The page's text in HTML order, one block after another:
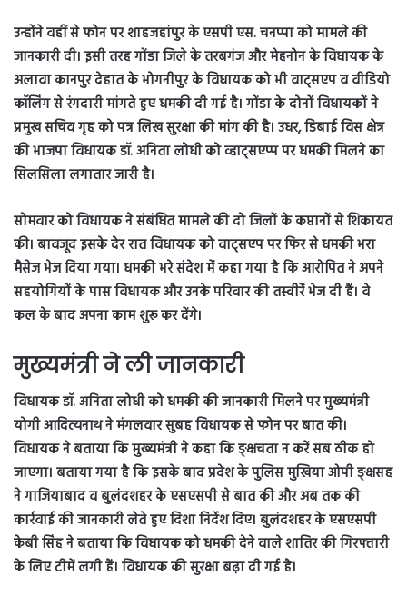
उन्होंने वहीं से फोन पर शाहजहांपुर के एसपी एस. चनप्पा को मामले की
जानकारी दी। इसी तरह गोंडा जिले के तरबगंज और मेहनोन के विधायक के
अलावा कानपुर देहात के भोगनीपुर के विधायक को भी वाट्सएप व वीडियो
कॉलिंग से रंगदारी मांगते हुए धमकी दी गई है। गोंडा के दोनों विधायकों ने
प्रमुख सचिव गृह को पत्र लिख सुरक्षा की मांग की है। उधर, डिबाई विस क्षेत्र
की भाजपा विधायक डॉ. अनिता लोधी को व्हाट्सएप्प पर धमकी मिलने का
सिलसिला लगातार जारी है।
सोमवार को विधायक ने संबंधित मामले की दो जिलों के कप्तानों से शिकायत
की। बावजूद इसके देर रात विधायक को वाट्सएप पर फिर से धमकी भरा
मैसेज भेज दिया गया। धमकी भरे संदेश में कहा गया है कि आरोपित ने अपने
सहयोगियों के पास विधायक और उनके परिवार की तस्वीरें भेज दी हैं। वे
कल के बाद अपना काम शुरू कर देंगे।
मुख्यमंत्री ने ली जानकारी
विधायक डॉ. अनिता लोधी को धमकी की जानकारी मिलने पर मुख्यमंत्री
योगी आदित्यनाथ ने मंगलवार सुबह विधायक से फोन पर बात की।
विधायक ने बताया कि मुख्यमंत्री ने कहा कि ङ्क्षचता न करें सब ठीक हो
जाएगा। बताया गया है कि इसके बाद प्रदेश के पुलिस मुखिया ओपी ङ्क्षसह
ने गाजियाबाद व बुलंदशहर के एसएसपी से बात की और अब तक की
कार्रवाई की जानकारी लेते हुए दिशा निर्देश दिए। बुलंदशहर के एसएसपी
केबी सिंह ने बताया कि विधायक को धमकी देने वाले शातिर की गिरफ्तारी
के लिए टीमें लगी हैं। विधायक की सुरक्षा बढ़ा दी गई है।